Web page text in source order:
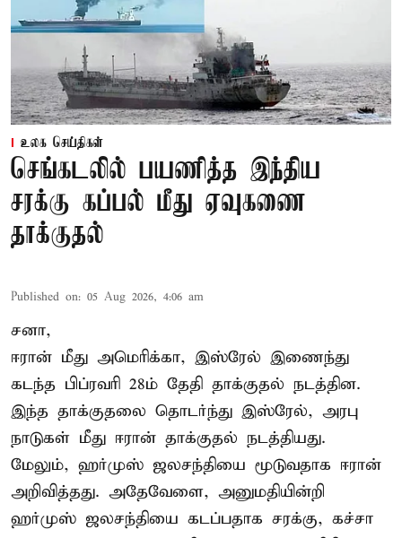
உலக செய்திகள்
செங்கடலில் பயணித்த இந்திய
சரக்கு கப்பல் மீது ஏவுகணை
தாக்குதல்
Published on: 05 Aug 2026, 4:06 am
சனா,
ஈரான் மீது அமெரிக்கா, இஸ்ரேல் இணைந்து
கடந்த பிப்ரவரி 28ம் தேதி தாக்குதல் நடத்தின.
இந்த தாக்குதலை தொடர்ந்து இஸ்ரேல், அரபு
நாடுகள் மீது ஈரான் தாக்குதல் நடத்தியது.
மேலும், ஹர்முஸ் ஜலசந்தியை மூடுவதாக ஈரான்
அறிவித்தது. அதேவேளை, அனுமதியின்றி
ஹர்முஸ் ஜலசந்தியை கடப்பதாக சரக்கு, கச்சா